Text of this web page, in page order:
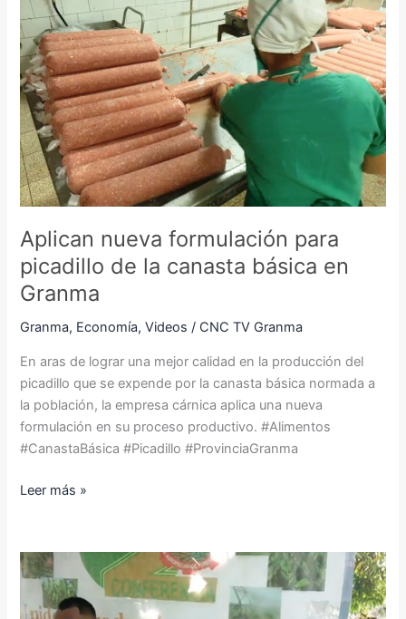
Aplican nueva formulación para
picadillo de la canasta básica en
Granma
Granma, Economía,Videos / CNC TV Granma
En aras de lograr una mejor calidad en la producción del
picadillo que se expende por la canasta básica normada a
la población, la empresa cárnica aplica una nueva
formulación en su proceso productivo. #Alimentos
#CanastaBásica #Picadillo #ProvinciaGranma
Aplican
nueva
formulación
para
picadillo
de
la
canasta
básica
en
Leer más »
Realizan
en
Pilón